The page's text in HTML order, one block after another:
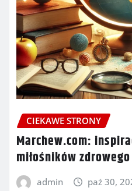
CIEKAWE STRONY
Marchew.com:
miłośników
admin paź 30,